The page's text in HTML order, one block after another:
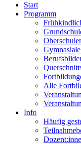
Start
Programm
Alle
Info
Häufig